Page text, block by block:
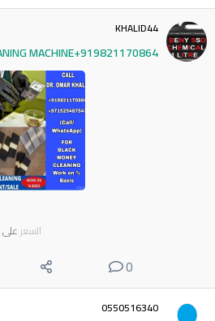
KHALID44
MACHINE+919821170864
السعر
0
0550516340